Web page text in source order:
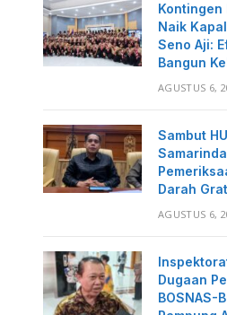
Kontingen
Naik
Seno Aji:
Bangun
AGUSTUS 6,
Sambut
Darah
AGUSTUS 6,
Dugaan
BOSNAS-